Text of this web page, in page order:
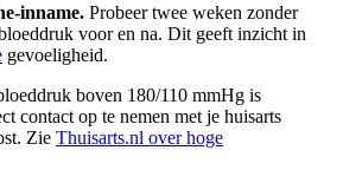
inname. Probeer twee weken zonder
voor en na. Dit geeft inzicht in
gevoeligheid.
boven 180/110 mmHg is
contact op te nemen met je huisarts
Zie Thuisarts.nl over hoge